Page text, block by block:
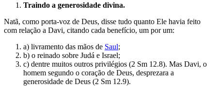
Traindo a generosidade divina.
Natã, como porta-voz de Deus, disse tudo quanto Ele havia feito
com relação a Davi, citando cada benefício, um por um:
a) livramento das mãos de Saul;
b) o reinado sobre Judá e Israel;
c) dentre muitos outros privilégios (2 Sm 12.8). Mas Davi, o
homem segundo o coração de Deus, desprezara a
generosidade de Deus (2 Sm 12.9).